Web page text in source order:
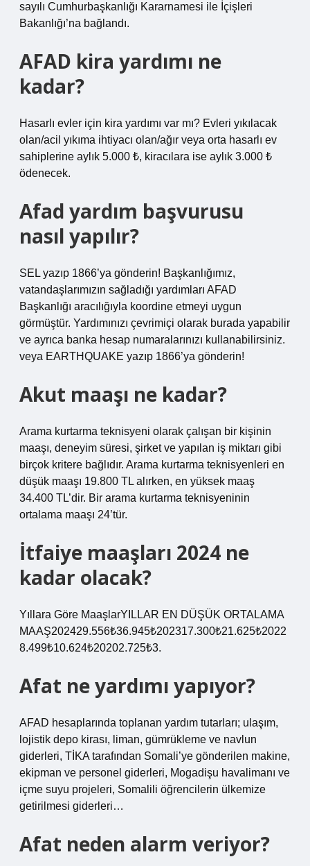
sayılı Cumhurbaşkanlığı Kararnamesi ile İçişleri
Bakanlığı’na bağlandı.
AFAD kira yardımı ne
kadar?
Hasarlı evler için kira yardımı var mı? Evleri yıkılacak
olan/acil yıkıma ihtiyacı olan/ağır veya orta hasarlı ev
sahiplerine aylık 5.000 ₺, kiracılara ise aylık 3.000 ₺
ödenecek.
Afad yardım başvurusu
nasıl yapılır?
SEL yazıp 1866’ya gönderin! Başkanlığımız,
vatandaşlarımızın sağladığı yardımları AFAD
Başkanlığı aracılığıyla koordine etmeyi uygun
görmüştür. Yardımınızı çevrimiçi olarak burada yapabilir
ve ayrıca banka hesap numaralarınızı kullanabilirsiniz.
veya EARTHQUAKE yazıp 1866’ya gönderin!
Akut maaşı ne kadar?
Arama kurtarma teknisyeni olarak çalışan bir kişinin
maaşı, deneyim süresi, şirket ve yapılan iş miktarı gibi
birçok kritere bağlıdır. Arama kurtarma teknisyenleri en
düşük maaşı 19.800 TL alırken, en yüksek maaş
34.400 TL’dir. Bir arama kurtarma teknisyeninin
ortalama maaşı 24’tür.
İtfaiye maaşları 2024 ne
kadar olacak?
Yıllara Göre MaaşlarYILLAR EN DÜŞÜK ORTALAMA
MAAŞ202429.556₺36.945₺202317.300₺21.625₺2022
8.499₺10.624₺20202.725₺3.
Afat ne yardımı yapıyor?
AFAD hesaplarında toplanan yardım tutarları; ulaşım,
lojistik depo kirası, liman, gümrükleme ve navlun
giderleri, TİKA tarafından Somali’ye gönderilen makine,
ekipman ve personel giderleri, Mogadişu havalimanı ve
içme suyu projeleri, Somalili öğrencilerin ülkemize
getirilmesi giderleri…
Afat neden alarm veriyor?